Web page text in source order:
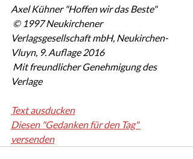
Axel Kühner "Hoffen wir das Beste"
Verlagsgesellschaft mbH, Neukirchen-
Vluyn, 9. Auflage 2016
Verlage
Text ausducken
Diesen "Gedanken für den Tag"
versenden